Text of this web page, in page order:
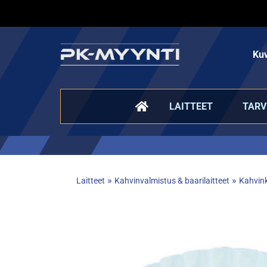
LAITTEET
Laitteet » Kahvinvalmistus & baarilaitteet »